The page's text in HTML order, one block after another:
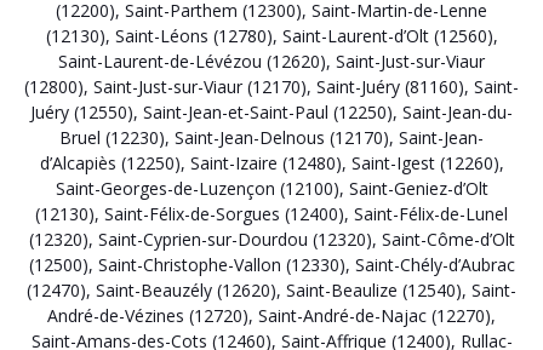
(12200), Saint-Parthem (12300), Saint-Martin-de-Lenne
(12130), Saint-Léons (12780), Saint-Laurent-d’Olt (12560),
Saint-Laurent-de-Lévézou (12620), Saint-Just-sur-Viaur
(12800), Saint-Just-sur-Viaur (12170), Saint-Juéry (81160), Saint-
Juéry (12550), Saint-Jean-et-Saint-Paul (12250), Saint-Jean-du-
Bruel (12230), Saint-Jean-Delnous (12170), Saint-Jean-
d’Alcapiès (12250), Saint-Izaire (12480), Saint-Igest (12260),
Saint-Georges-de-Luzençon (12100), Saint-Geniez-d’Olt
(12130), Saint-Félix-de-Sorgues (12400), Saint-Félix-de-Lunel
(12320), Saint-Cyprien-sur-Dourdou (12320), Saint-Côme-d’Olt
(12500), Saint-Christophe-Vallon (12330), Saint-Chély-d’Aubrac
(12470), Saint-Beauzély (12620), Saint-Beaulize (12540), Saint-
André-de-Vézines (12720), Saint-André-de-Najac (12270),
Saint-Amans-des-Cots (12460), Saint-Affrique (12400), Rullac-